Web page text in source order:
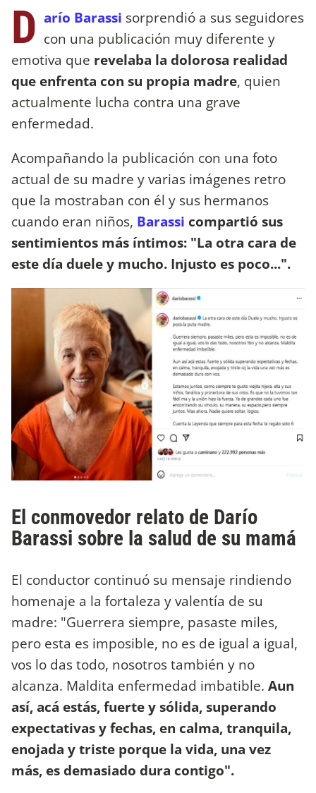
D arío Barassi sorprendió a sus seguidores
con una publicación muy diferente y
emotiva que revelaba la dolorosa realidad
que enfrenta con su propia madre, quien
actualmente lucha contra una grave
enfermedad.
Acompañando la publicación con una foto
actual de su madre y varias imágenes retro
que la mostraban con él y sus hermanos
cuando eran niños, Barassi compartió sus
sentimientos más íntimos: "La otra cara de
este día duele y mucho. Injusto es poco...".
El conmovedor relato de Darío
Barassi sobre la salud de su mamá
El conductor continuó su mensaje rindiendo
homenaje a la fortaleza y valentía de su
madre: "Guerrera siempre, pasaste miles,
pero esta es imposible, no es de igual a igual,
vos lo das todo, nosotros también y no
alcanza. Maldita enfermedad imbatible. Aun
así, acá estás, fuerte y sólida, superando
expectativas y fechas, en calma, tranquila,
enojada y triste porque la vida, una vez
más, es demasiado dura contigo".